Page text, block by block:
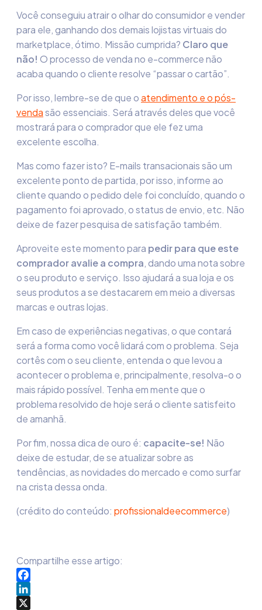
Você conseguiu atrair o olhar do consumidor e vender
para ele, ganhando dos demais lojistas virtuais do
marketplace, ótimo. Missão cumprida? Claro que
não! O processo de venda no e-commerce não
acaba quando o cliente resolve “passar o cartão”.
Por isso, lembre-se de que oatendimento e o pós-
vendasão essenciais. Será através deles que você
mostrará para o comprador que ele fez uma
excelente escolha.
Mas como fazer isto? E-mails transacionais são um
excelente ponto de partida, por isso, informe ao
cliente quando o pedido dele foi concluído, quando o
pagamento foi aprovado, o status de envio, etc. Não
deixe de fazer pesquisa de satisfação também.
Aproveite este momento para pedir para que este
comprador avalie a compra, dando uma nota sobre
o seu produto e serviço. Isso ajudará a sua loja e os
seus produtos a se destacarem em meio a diversas
marcas e outras lojas.
Em caso de experiências negativas, o que contará
será a forma como você lidará com o problema. Seja
cortês com o seu cliente, entenda o que levou a
acontecer o problema e, principalmente, resolva-o o
mais rápido possível. Tenha em mente que o
problema resolvido de hoje será o cliente satisfeito
de amanhã.
Por fim, nossa dica de ouro é: capacite-se! Não
deixe de estudar, de se atualizar sobre as
tendências, as novidades do mercado e como surfar
na crista dessa onda.
(crédito do conteúdo: profissionaldeecommerce)
Compartilhe esse artigo:
Facebook
LinkedIn